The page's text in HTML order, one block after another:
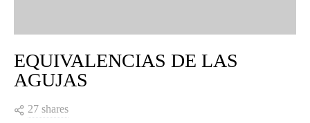
EQUIVALENCIAS DE LAS
AGUJAS
27 shares